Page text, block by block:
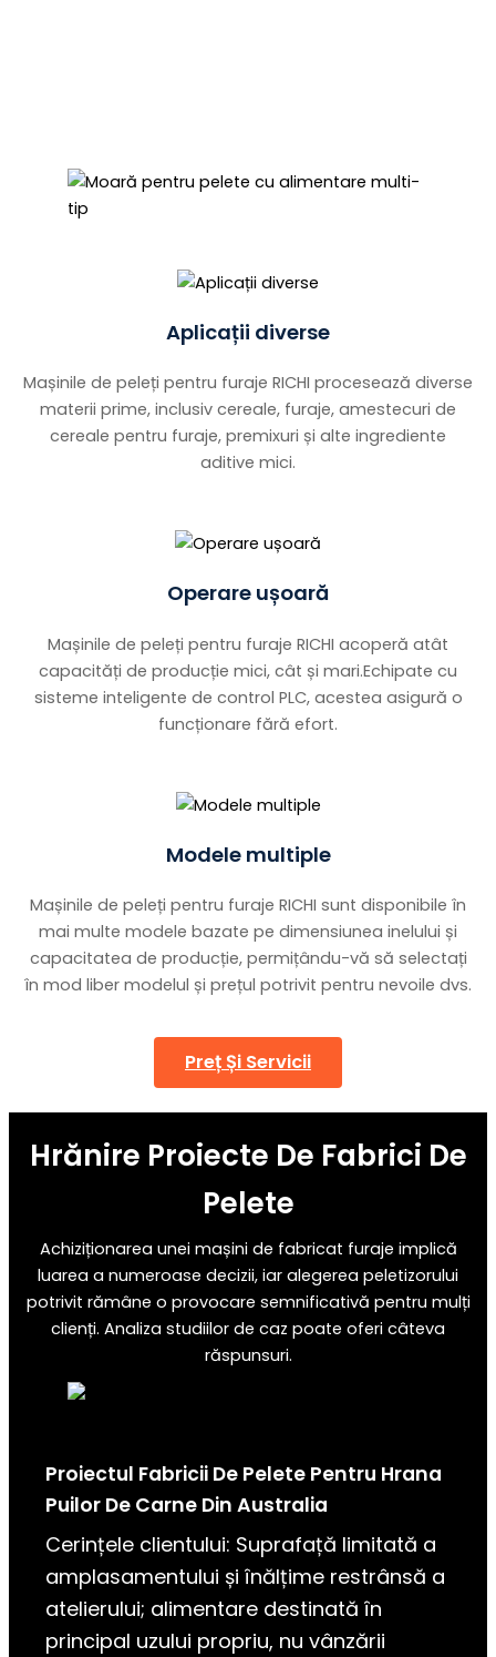
Aplicații diverse
Mașinile de peleți pentru furaje RICHI procesează diverse
materii prime, inclusiv cereale, furaje, amestecuri de
cereale pentru furaje, premixuri și alte ingrediente
aditive mici.
Operare ușoară
Mașinile de peleți pentru furaje RICHI acoperă atât
capacități de producție mici, cât și mari.Echipate cu
sisteme inteligente de control PLC, acestea asigură o
funcționare fără efort.
Modele multiple
Mașinile de peleți pentru furaje RICHI sunt disponibile în
mai multe modele bazate pe dimensiunea inelului și
capacitatea de producție, permițându-vă să selectați
în mod liber modelul și prețul potrivit pentru nevoile dvs.
Preț Și Servicii
Hrănire Proiecte De Fabrici De
Pelete
Achiziționarea unei mașini de fabricat furaje implică
luarea a numeroase decizii, iar alegerea peletizorului
potrivit rămâne o provocare semnificativă pentru mulți
clienți. Analiza studiilor de caz poate oferi câteva
răspunsuri.
Proiectul Fabricii De Pelete Pentru Hrana
Puilor De Carne Din Australia
Cerințele clientului: Suprafață limitată a
amplasamentului și înălțime restrânsă a
atelierului; alimentare destinată în
principal uzului propriu, nu vânzării